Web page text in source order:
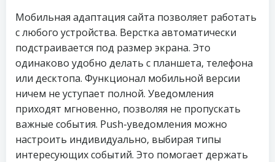
Мобильная адаптация сайта позволяет работать
с любого устройства. Верстка автоматически
подстраивается под размер экрана. Это
одинаково удобно делать с планшета, телефона
или десктопа. Функционал мобильной версии
ничем не уступает полной. Уведомления
приходят мгновенно, позволяя не пропускать
важные события. Push-уведомления можно
настроить индивидуально, выбирая типы
интересующих событий. Это помогает держать